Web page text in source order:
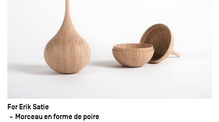
For Erik Satie
Morceau en forme de poire